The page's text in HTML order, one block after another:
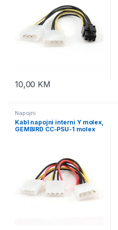
10,00 KM
Napojni
Kabl napojni interni Y molex,
GEMBIRD CC-PSU-1 molex